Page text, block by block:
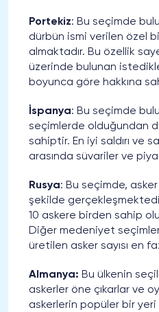
Portekiz: Bu seçimde
dürbün ismi verilen özel
almaktadır. Bu özellik
üzerinde bulunan
boyunca göre hakkına
İspanya: Bu seçimde
seçimlerde olduğundan
sahiptir. En iyi saldırı ve
arasında süvariler ve
Rusya: Bu seçimde,
şekilde
10 askere birden sahip
Diğer medeniyet
üretilen asker sayısı en
Almanya: Bu ülkenin
askerler öne çıkarlar ve
askerlerin popüler bir yeri